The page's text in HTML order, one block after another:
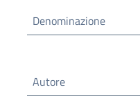
Denominazione
Autore